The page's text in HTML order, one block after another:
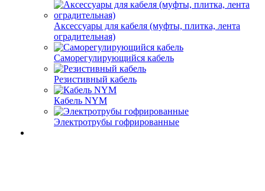
Аксессуары для кабеля (муфты, плитка, лента
оградительная)
Саморегулирующийся кабель
Резистивный кабель
Кабель NYM
Электротрубы гофрированные